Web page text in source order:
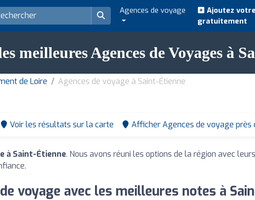
Agences de voyage
Ajoutez
gratuitement
meilleures Agences de Voyages à
de Loire Agences de voyage à Saint-Étienne
Voir les résultats sur la carte Afficher Agences de voyage près
à Saint-Étienne. Nous avons réuni les options de la région avec
voyage avec les meilleures notes à